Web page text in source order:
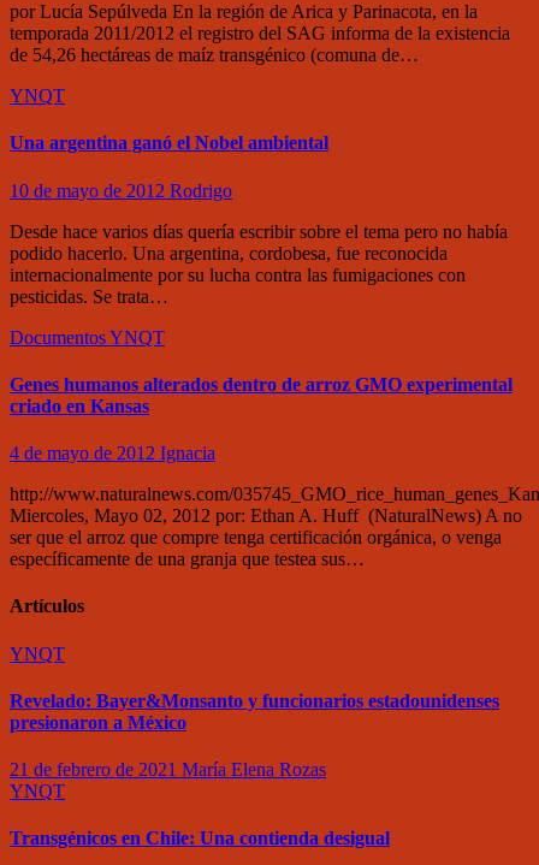
por Lucía Sepúlveda En la región de Arica y Parinacota, en la
temporada 2011/2012 el registro del SAG informa de la existencia
de 54,26 hectáreas de maíz transgénico (comuna de…
YNQT
Una argentina ganó el Nobel ambiental
10 de mayo de 2012 Rodrigo
Desde hace varios días quería escribir sobre el tema pero no había
podido hacerlo. Una argentina, cordobesa, fue reconocida
internacionalmente por su lucha contra las fumigaciones con
pesticidas. Se trata…
DocumentosYNQT
Genes humanos alterados dentro de arroz GMO experimental
criado en Kansas
4 de mayo de 2012 Ignacia
http://www.naturalnews.com/
Miercoles, Mayo 02, 2012 por: Ethan A. Huff (NaturalNews) A no
ser que el arroz que compre tenga certificación orgánica, o venga
específicamente de una granja que testea sus…
Artículos
YNQT
Revelado: Bayer&Monsanto y funcionarios estadounidenses
presionaron a México
21 de febrero de 2021 María Elena Rozas
YNQT
Transgénicos en Chile: Una contienda desigual